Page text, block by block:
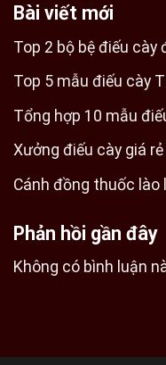
Bài viết mới
Top 2 bộ bệ điếu cày
Top 5 mẫu điếu cày
Tổng hợp 10 mẫu
Xưởng điếu cày giá
Cánh đồng thuốc lào
Phản hồi gần đây
Không có bình luận